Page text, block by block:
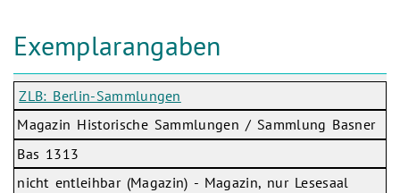
Exemplarangaben
ZLB: Berlin-Sammlungen
Magazin Historische Sammlungen / Sammlung Basner
Bas 1313
nicht entleihbar (Magazin) - Magazin, nur Lesesaal